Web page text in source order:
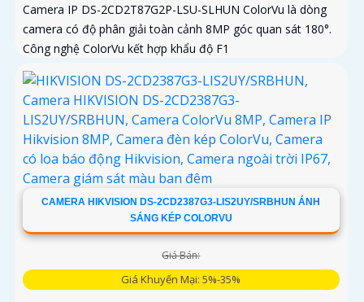
Camera IP DS-2CD2T87G2P-LSU-SLHUN ColorVu là dòng
camera có độ phân giải toàn cảnh 8MP góc quan sát 180°.
Công nghệ ColorVu kết hợp khẩu độ F1
CAMERA HIKVISION DS-2CD2387G3-LIS2UY/SRBHUN ÁNH
SÁNG KÉP COLORVU
Giá Bán:
Giá Khuyến Mại: 5%-35%